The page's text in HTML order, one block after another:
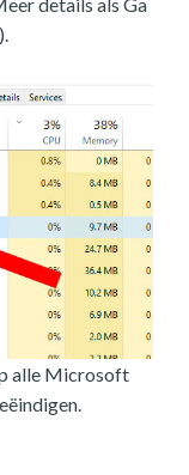
alle Microsoft